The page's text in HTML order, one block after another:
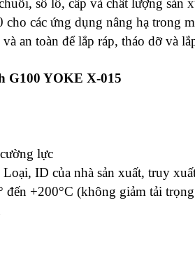
các ứng dụng nâng hạ trong
an toàn để lắp ráp, tháo dỡ và
G100 YOKE X-015
lực
ID của nhà sản xuất, truy
+200°C (không giảm tải